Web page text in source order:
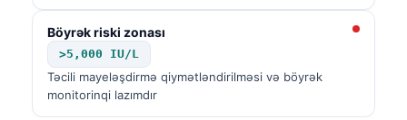
Böyrək riski zonası
>5,000 IU/L
Təcili mayeləşdirmə qiymətləndirilməsi və böyrək
monitorinqi lazımdır